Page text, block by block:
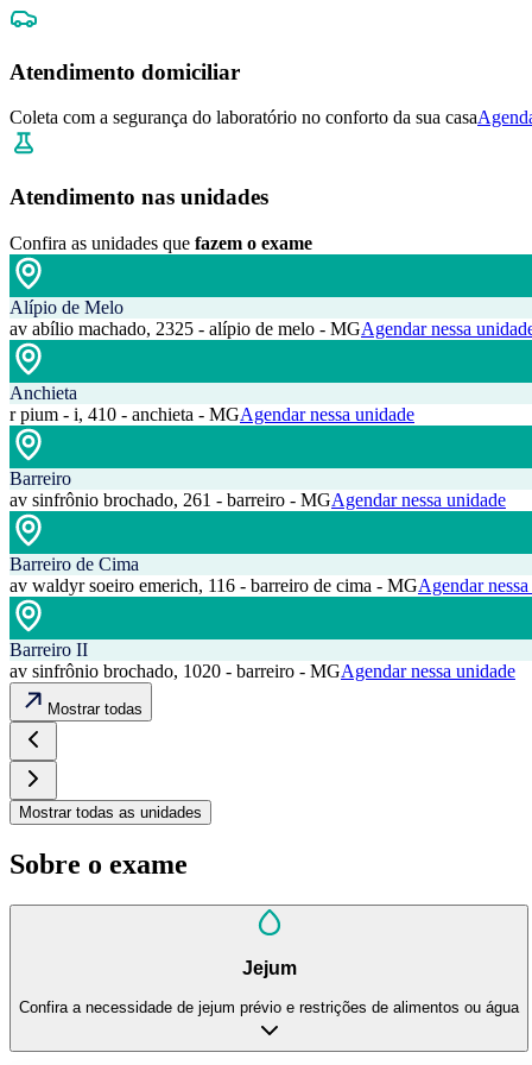
Atendimento domiciliar
Coleta com a segurança do laboratório no conforto da sua casa
Atendimento nas unidades
Confira as unidades que fazem o exame
Alípio de Melo
av abílio machado, 2325 - alípio de melo - MGAgendar nessa
Anchieta
r pium - i, 410 - anchieta - MGAgendar nessa unidade
Barreiro
av sinfrônio brochado, 261 - barreiro - MGAgendar nessa unidade
Barreiro de Cima
av waldyr soeiro emerich, 116 - barreiro de cima - MGAgendar
Barreiro II
av sinfrônio brochado, 1020 - barreiro - MGAgendar nessa unidade
Mostrar todas
Mostrar todas as unidades
Sobre o exame
Jejum
Confira a necessidade de jejum prévio e restrições de alimentos ou água